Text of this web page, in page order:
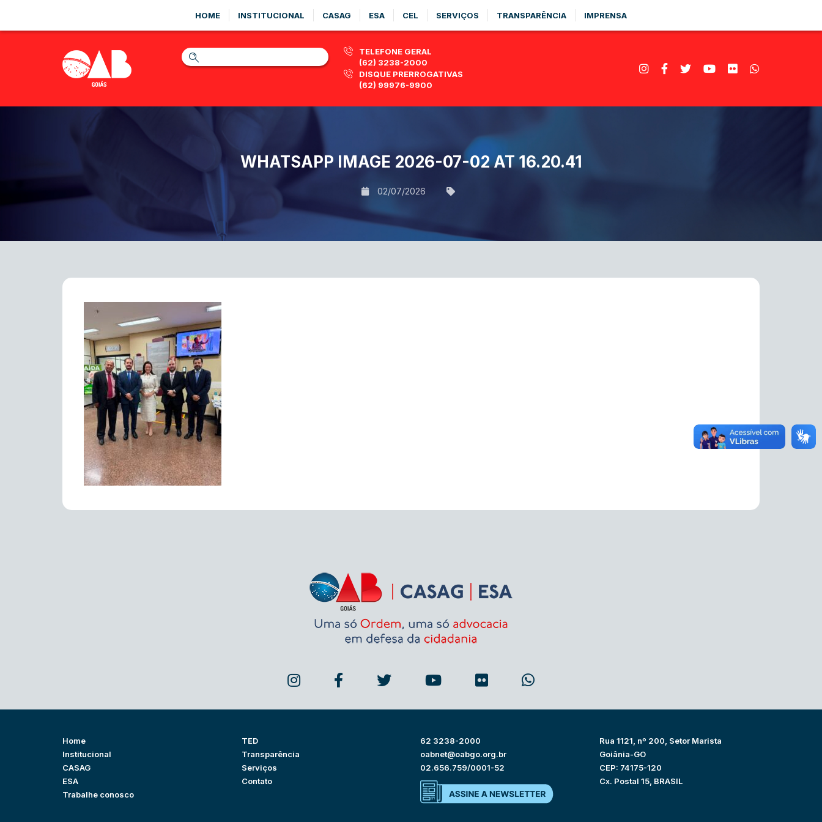
HOME INSTITUCIONAL CASAG ESA CEL SERVIÇOS TRANSPARÊNCIA IMPRENSA
TELEFONE GERAL
(62) 3238-2000
DISQUE PRERROGATIVAS
(62) 99976-9900
WHATSAPP IMAGE 2026-07-02 AT 16.20.41
02/07/2026
Home
Institucional
CASAG
ESA
Trabalhe conosco
TED
Transparência
Serviços
Contato
62 3238-2000
oabnet@oabgo.org.br
02.656.759/0001-52
Rua 1121, nº 200, Setor Marista
Goiânia-GO
CEP: 74175-120
Cx. Postal 15, BRASIL